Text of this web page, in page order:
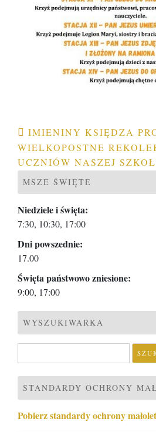
Nawigacja
wpisu
IMIENINY KSIĘDZA
WIELKOPOSTNE
UCZNIÓW NASZEJ
MSZE ŚWIĘTE
Niedziele i święta:
7:30, 10:30, 17:00
Dni powszednie:
17.00
Święta państwowo zniesione:
9:00, 17:00
WYSZUKIWARKA
STANDARDY OCHRONY
Pobierz standardy ochrony